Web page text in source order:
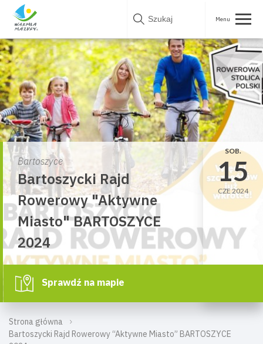
Skip
Strona główna
Bartoszycki Rajd Rowerowy “Aktywne Miasto” BARTOSZYCE
Bartoszyce
Bartoszycki Rajd
Rowerowy "Aktywne
Miasto" BARTOSZYCE
2024
SOB.
15
CZE 2024
Sprawdź na mapie